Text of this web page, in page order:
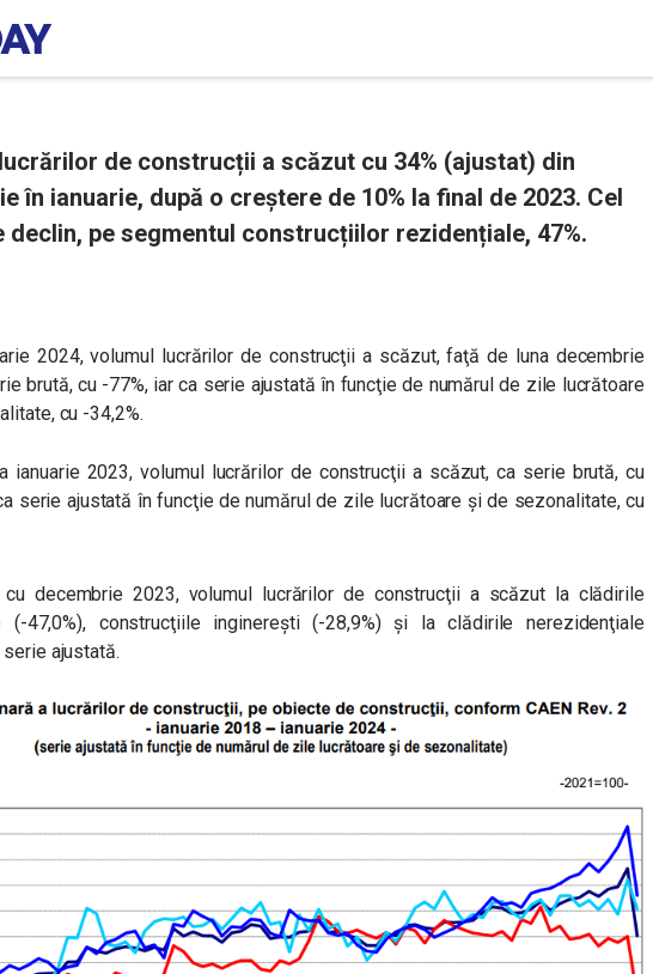
de construcții a scăzut cu 34% (ajustat) din
în ianuarie, după o creștere de 10% la final de 2023. Cel
declin, pe segmentul construcțiilor rezidențiale, 47%.
2024, volumul lucrărilor de construcţii a scăzut, faţă de luna decembrie
brută, cu -77%, iar ca serie ajustată în funcţie de numărul de zile lucrătoare
cu -34,2%.
ianuarie 2023, volumul lucrărilor de construcţii a scăzut, ca serie brută, cu
serie ajustată în funcţie de numărul de zile lucrătoare şi de sezonalitate, cu
cu decembrie 2023, volumul lucrărilor de construcţii a scăzut la clădirile
(-47,0%), construcţiile inginereşti (-28,9%) şi la clădirile nerezidenţiale
serie ajustată.